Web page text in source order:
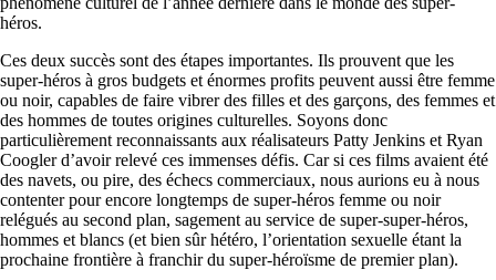
héros.
Ces deux succès sont des étapes importantes. Ils prouvent que les
super-héros à gros budgets et énormes profits peuvent aussi être femme
ou noir, capables de faire vibrer des filles et des garçons, des femmes et
des hommes de toutes origines culturelles. Soyons donc
particulièrement reconnaissants aux réalisateurs Patty Jenkins et Ryan
Coogler d’avoir relevé ces immenses défis. Car si ces films avaient été
des navets, ou pire, des échecs commerciaux, nous aurions eu à nous
contenter pour encore longtemps de super-héros femme ou noir
relégués au second plan, sagement au service de super-super-héros,
hommes et blancs (et bien sûr hétéro, l’orientation sexuelle étant la
prochaine frontière à franchir du super-héroïsme de premier plan).